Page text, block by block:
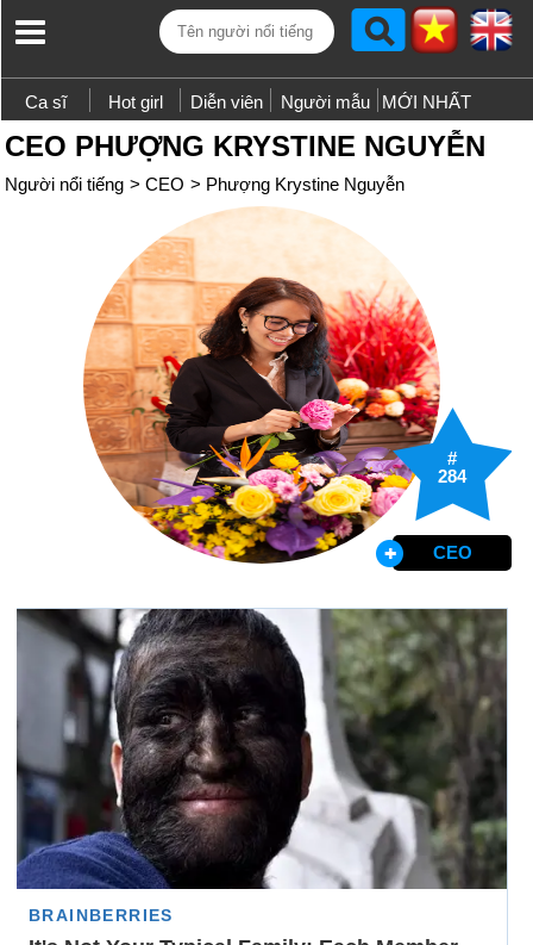
Ca sĩ Hot girl Diễn viên Người mẫu MỚI NHẤT
CEO PHƯỢNG KRYSTINE NGUYỄN
Người nổi tiếng > CEO > Phượng Krystine Nguyễn
#
284
CEO